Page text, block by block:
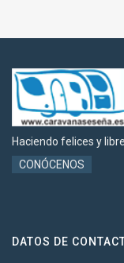
Haciendo felices y
CONÓCENOS
DATOS DE